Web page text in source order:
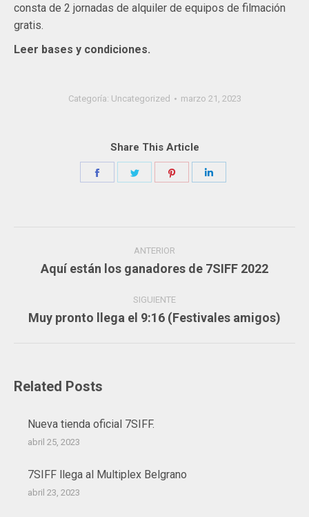
consta de 2 jornadas de alquiler de equipos de filmación
gratis.
Leer bases y condiciones.
Categoría: Uncategorized marzo 21, 2023
Share This Article
Share
publicaciones
ANTERIOR
Publicación
Aquí están los ganadores de 7SIFF 2022
SIGUIENTE
Publicación
Muy pronto llega el 9:16 (Festivales amigos)
Related Posts
Nueva tienda oficial 7SIFF.
abril 25, 2023
7SIFF llega al Multiplex Belgrano
abril 23, 2023